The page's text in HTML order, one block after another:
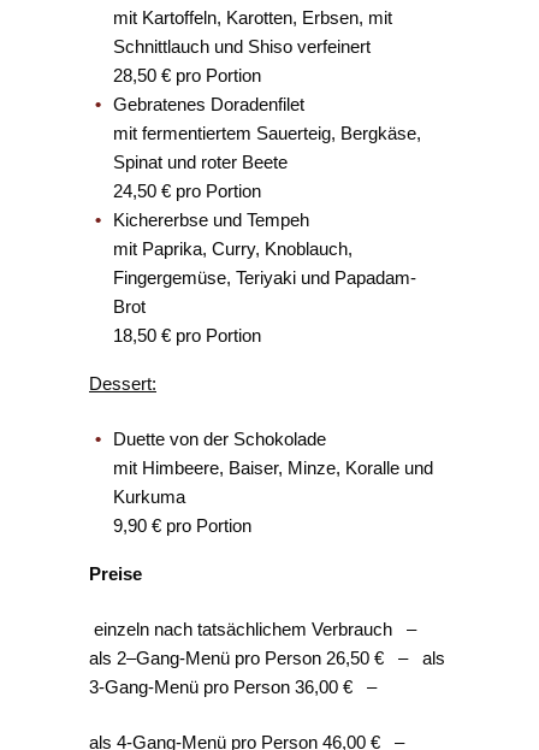
mit Kartoffeln, Karotten, Erbsen, mit
Schnittlauch und Shiso verfeinert
28,50 € pro Portion
Gebratenes Doradenfilet
mit fermentiertem Sauerteig, Bergkäse,
Spinat und roter Beete
24,50 € pro Portion
Kichererbse und Tempeh
mit Paprika, Curry, Knoblauch,
Fingergemüse, Teriyaki und Papadam-
Brot
18,50 € pro Portion
Dessert:
Duette von der Schokolade
mit Himbeere, Baiser, Minze, Koralle und
Kurkuma
9,90 € pro Portion
Preise
einzeln nach tatsächlichem Verbrauch –
als 2–Gang-Menü pro Person 26,50 € – als
3-Gang-Menü pro Person 36,00 € –
als 4-Gang-Menü pro Person 46,00 € –